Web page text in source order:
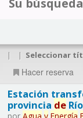
| | Seleccionar
Hacer reserva
Estación
provincia de